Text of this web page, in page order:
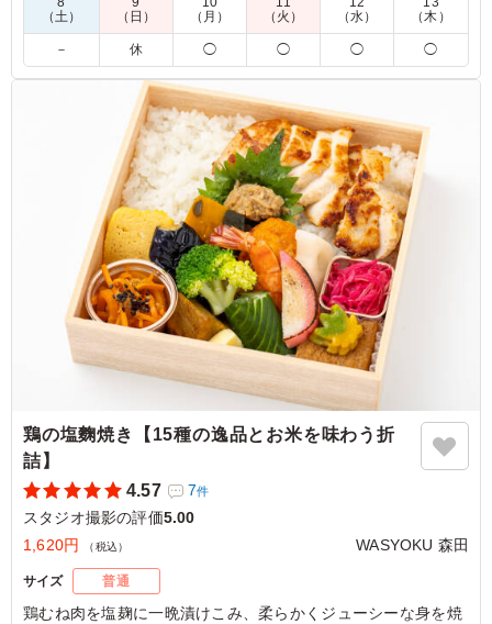
※ご飯の種類を下記プルダウンよりお選びください。
※おしぼりが必要な場合は連絡事項にご記入ください。
野菜と挽肉のいわゆる定番のキーマカレーでした。 クラ
フトカレーなだけあって、スパイスが効いていてさっぱり
美味しくいただけました。 全体的に高タンパクな内容
で、ヘルシーな印象を受けました。
ご利用シーン：ロケ・撮影›スタジオ撮影
東京都渋谷区笹塚2026/06/24
（土）
（日）
（月）
（火）
（水）
（木）
－ 休 ◯ ◯ ◯ ◯
鶏の塩麴焼き【15種の逸品とお米を味わう折
詰】
4.57
7件
スタジオ撮影の評価5.00
1,620円
（税込） WASYOKU 森田
サイズ 普通
鶏むね肉を塩麹に一晩漬けこみ、柔らかくジューシーな身を焼